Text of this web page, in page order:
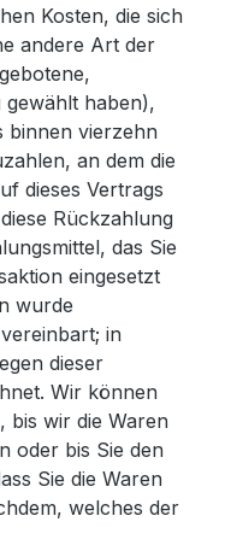
Kosten, die sich
andere Art der
gewählt haben),
binnen vierzehn
an dem die
dieses Vertrags
Rückzahlung
das Sie
eingesetzt
wurde
in
dieser
Wir können
bis wir die Waren
oder bis Sie den
Sie die Waren
welches der